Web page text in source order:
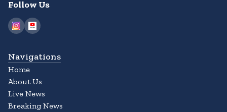
Follow Us
Navigations
Home
About Us
Live News
Breaking News